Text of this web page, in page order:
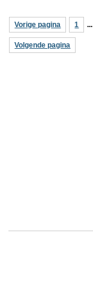
Vorige pagina 1 ...
Volgende pagina